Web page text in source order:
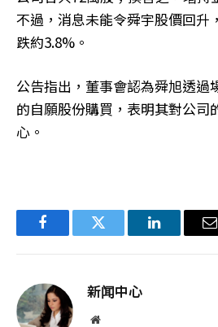
不過，消息未能令舜宇股價回升
跌約3.8%。
公告指出，董事會認為舜旭透過
的自願股份購買，表明其對公司
心。
FacebookTwitter LinkedIn
新闻中心
网